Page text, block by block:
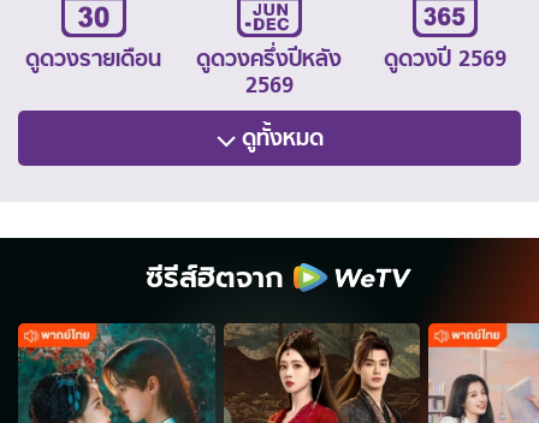
ดูดวงรายเดือน
ดูดวงครึ่งปีหลัง
2569
ดูดวงปี 2569
ดูทั้งหมด
ซีรีส์ฮิตจาก